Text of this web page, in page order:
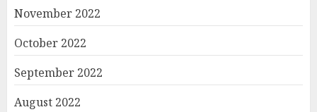
November 2022
October 2022
September 2022
August 2022